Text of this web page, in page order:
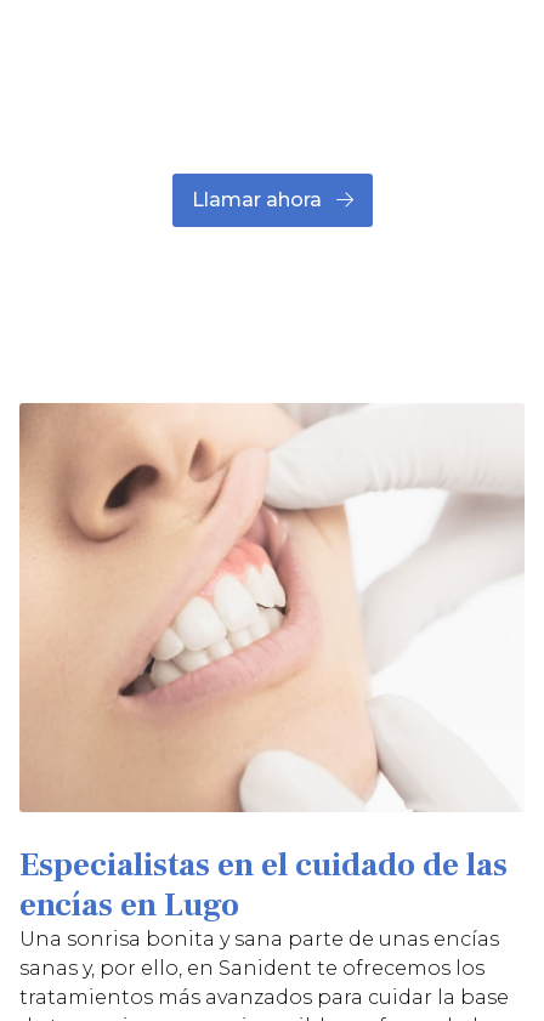
Llamar ahora
Especialistas en el cuidado de las
encías en Lugo
Una sonrisa bonita y sana parte de unas encías
sanas y, por ello, en Sanident te ofrecemos los
tratamientos más avanzados para cuidar la base